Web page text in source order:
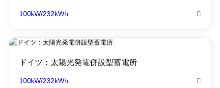
100kW/232kWh 
ドイツ：太陽光発電併設型蓄電所
100kW/232kWh 